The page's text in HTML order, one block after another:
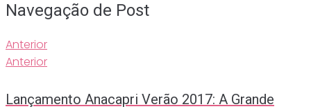
Navegação de Post
Anterior
Anterior
Lançamento Anacapri Verão 2017: A Grande